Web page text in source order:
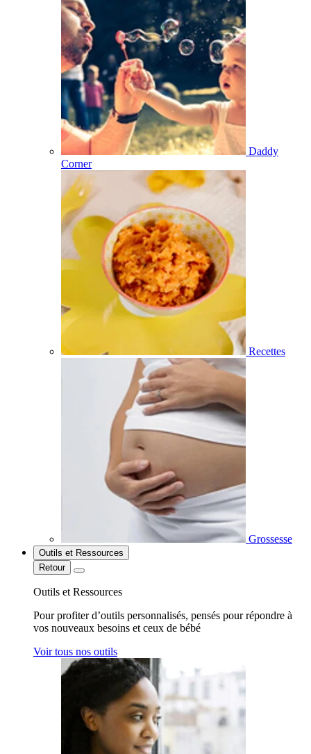
Daddy
Corner
Recettes
Grossesse
Outils et Ressources
Retour
Outils et Ressources
Pour profiter d’outils personnalisés, pensés pour répondre à
vos nouveaux besoins et ceux de bébé
Voir tous nos outils